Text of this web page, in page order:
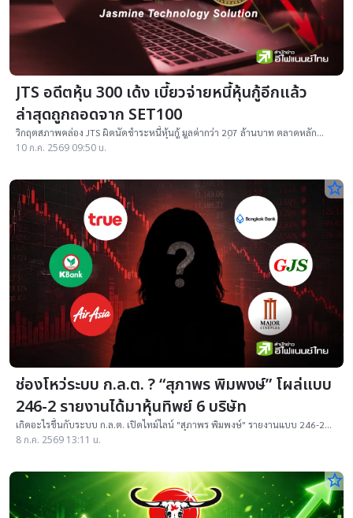
JTS อดีตหุ้น 300 เด้ง เบี้ยวจ่ายหนี้หุ้นกู้อีกแล้ว
ล่าสุดถูกถอดจาก SET100
วิกฤตสภาพคล่อง JTS ผิดนัดชำระหนี้หุ้นกู้ มูลค่ากว่า 207 ล้านบาท ตลาดหลัก
ทรัพย์ฯ ถอดพ้นดัชนี SET100 ทันที พร้อมแขวนป้ายเครื่องหมาย CB
10 ก.ค. 2569 09:50 น.
star_border
ช่องโหว่ระบบ ก.ล.ต. ? “สุภาพร พิมพงษ์” โผล่แบบ
246-2 รายงานได้มาหุ้นทิพย์ 6 บริษัท
เกิดอะไรขึ้นกับระบบ ก.ล.ต. เปิดไทม์ไลน์ "สุภาพร พิมพงษ์" รายงานแบบ 246-2
อ้างถือหุ้นใหญ่ TRUE, KBANK, BBL, AAV, GJS, MAJOR สัดส่วนสูงลิ่ว !
8 ก.ค. 2569 13:11 น.
star_border